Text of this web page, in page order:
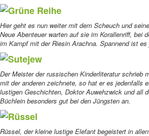
Grüne Reihe
Hier geht es nun weiter mit dem Scheuch und
Neue Abenteuer warten auf sie im Korallenriff, bei
im Kampf mit der Riesin Arachna. Spannend ist es
Sutejew
Der Meister der russischen Kinderliteratur schrieb
mit der anderen zeichnete, so hat er es jedenfalls
lustigen Geschichten, Doktor Auwehzwick und all
Büchlein besonders gut bei den Jüngsten an.
Rüssel
Rüssel, der kleine lustige Elefant begeistert in